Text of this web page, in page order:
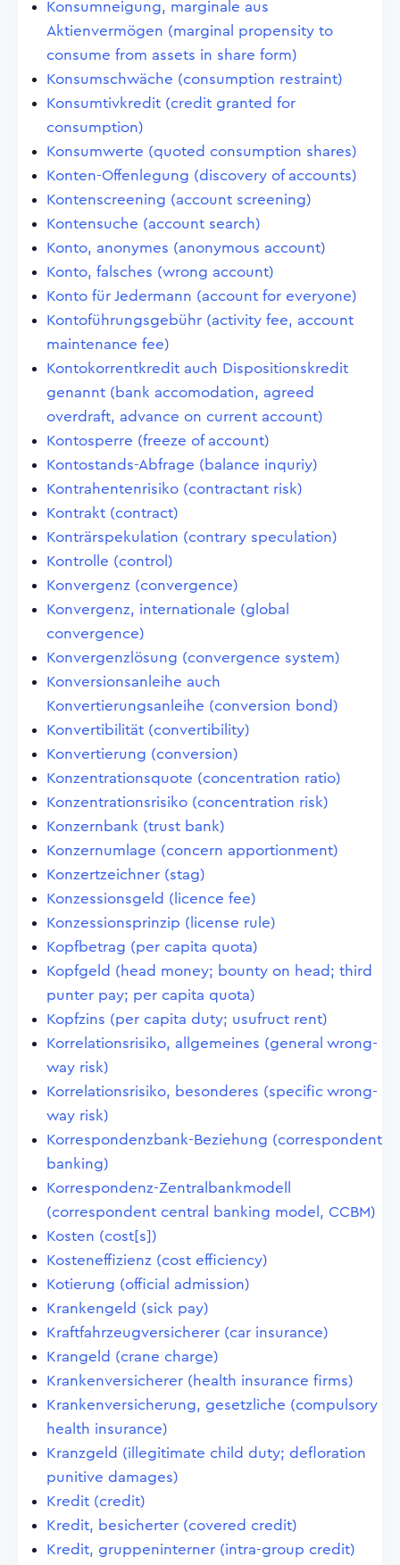
Konsumneigung, marginale aus
Aktienvermögen (marginal propensity to
consume from assets in share form)
Konsumschwäche (consumption restraint)
Konsumtivkredit (credit granted for
consumption)
Konsumwerte (quoted consumption shares)
Konten-Offenlegung (discovery of accounts)
Kontenscreening (account screening)
Kontensuche (account search)
Konto, anonymes (anonymous account)
Konto, falsches (wrong account)
Konto für Jedermann (account for everyone)
Kontoführungsgebühr (activity fee, account
maintenance fee)
Kontokorrentkredit auch Dispositionskredit
genannt (bank accomodation, agreed
overdraft, advance on current account)
Kontosperre (freeze of account)
Kontostands-Abfrage (balance inquriy)
Kontrahentenrisiko (contractant risk)
Kontrakt (contract)
Konträrspekulation (contrary speculation)
Kontrolle (control)
Konvergenz (convergence)
Konvergenz, internationale (global
convergence)
Konvergenzlösung (convergence system)
Konversionsanleihe auch
Konvertierungsanleihe (conversion bond)
Konvertibilität (convertibility)
Konvertierung (conversion)
Konzentrationsquote (concentration ratio)
Konzentrationsrisiko (concentration risk)
Konzernbank (trust bank)
Konzernumlage (concern apportionment)
Konzertzeichner (stag)
Konzessionsgeld (licence fee)
Konzessionsprinzip (license rule)
Kopfbetrag (per capita quota)
Kopfgeld (head money; bounty on head; third
punter pay; per capita quota)
Kopfzins (per capita duty; usufruct rent)
Korrelationsrisiko, allgemeines (general wrong-
way risk)
Korrelationsrisiko, besonderes (specific wrong-
way risk)
Korrespondenzbank-Beziehung (correspondent
banking)
Korrespondenz-Zentralbankmodell
(correspondent central banking model, CCBM)
Kosten (cost[s])
Kosteneffizienz (cost efficiency)
Kotierung (official admission)
Krankengeld (sick pay)
Kraftfahrzeugversicherer (car insurance)
Krangeld (crane charge)
Krankenversicherer (health insurance firms)
Krankenversicherung, gesetzliche (compulsory
health insurance)
Kranzgeld (illegitimate child duty; defloration
punitive damages)
Kredit (credit)
Kredit, besicherter (covered credit)
Kredit, gruppeninterner (intra-group credit)